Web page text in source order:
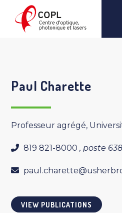
content
Paul Charette
Professeur agrégé,
819 821-8000, poste
VIEW PUBLICATIONS